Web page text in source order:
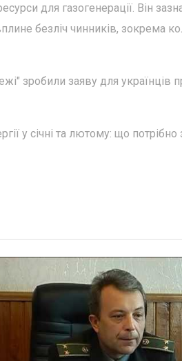
для газогенерації. Він
безліч чинників, зокрема
зробили заяву для українців
у січні та лютому: що потрібно